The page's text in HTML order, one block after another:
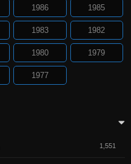
1986 1985
1983 1982
1980 1979
1977
1,551